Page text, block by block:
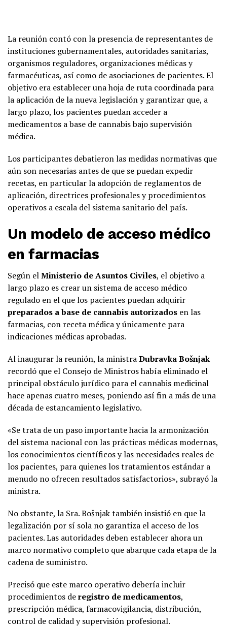
La reunión contó con la presencia de representantes de
instituciones gubernamentales, autoridades sanitarias,
organismos reguladores, organizaciones médicas y
farmacéuticas, así como de asociaciones de pacientes. El
objetivo era establecer una hoja de ruta coordinada para
la aplicación de la nueva legislación y garantizar que, a
largo plazo, los pacientes puedan acceder a
medicamentos a base de cannabis bajo supervisión
médica.
Los participantes debatieron las medidas normativas que
aún son necesarias antes de que se puedan expedir
recetas, en particular la adopción de reglamentos de
aplicación, directrices profesionales y procedimientos
operativos a escala del sistema sanitario del país.
Un modelo de acceso médico
en farmacias
Según elMinisterio de Asuntos Civiles, el objetivo a
largo plazo es crear un sistema de acceso médico
regulado en el que los pacientes puedan adquirir
preparados a base de cannabis autorizados en las
farmacias, con receta médica y únicamente para
indicaciones médicas aprobadas.
Al inaugurar la reunión, la ministraDubravka Bošnjak
recordó que el Consejo de Ministros había eliminado el
principal obstáculo jurídico para el cannabis medicinal
hace apenas cuatro meses, poniendo así fin a más de una
década de estancamiento legislativo.
«Se trata de un paso importante hacia la armonización
del sistema nacional con las prácticas médicas modernas,
los conocimientos científicos y las necesidades reales de
los pacientes, para quienes los tratamientos estándar a
menudo no ofrecen resultados satisfactorios», subrayó la
ministra.
No obstante, la Sra. Bošnjak también insistió en que la
legalización por sí sola no garantiza el acceso de los
pacientes. Las autoridades deben establecer ahora un
marco normativo completo que abarque cada etapa de la
cadena de suministro.
Precisó que este marco operativo debería incluir
procedimientos deregistro de medicamentos,
prescripción médica, farmacovigilancia, distribución,
control de calidad y supervisión profesional.